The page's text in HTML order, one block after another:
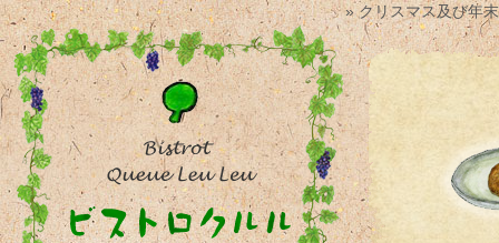
» クリスマス及び年